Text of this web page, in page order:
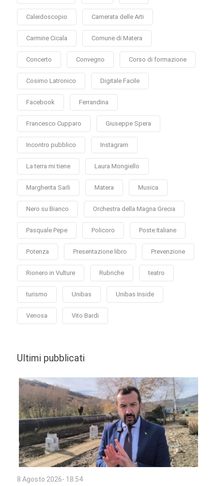
Caleidoscopio Camerata delle Arti
Carmine Cicala Comune di Matera
Concerto Convegno Corso di formazione
Cosimo Latronico Digitale Facile
Facebook Ferrandina
Francesco Cupparo Giuseppe Spera
Incontro pubblico Instagram
La terra mi tiene Laura Mongiello
Margherita Sarli Matera Musica
Nero su Bianco Orchestra della Magna Grecia
Pasquale Pepe Policoro Poste Italiane
Potenza Presentazione libro Prevenzione
Rionero in Vulture Rubriche teatro
turismo Unibas Unibas Inside
Venosa Vito Bardi
Ultimi pubblicati
8 Agosto 2026- 18:54